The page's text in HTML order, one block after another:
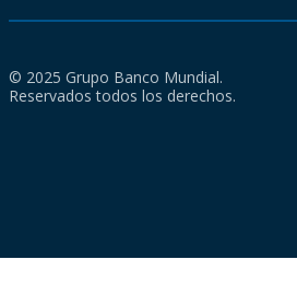
© 2025 Grupo Banco Mundial.
Reservados todos los derechos.